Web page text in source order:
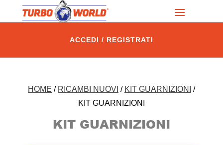
ACCEDI / REGISTRATI
HOME / RICAMBI NUOVI / KIT GUARNIZIONI
/
KIT GUARNIZIONI
KIT GUARNIZIONI